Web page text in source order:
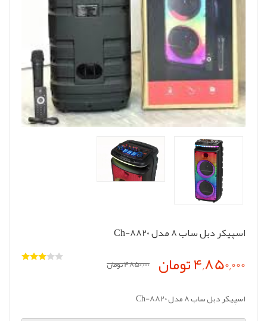
اسپیکر دبل ساب 8 مدل Ch-8820
4,850,000 تومان 4,850,000 تومان
اسپیکر دبل ساب 8 مدل Ch-8820